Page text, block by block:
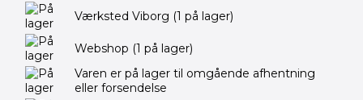
Værksted Viborg (1 på lager)
Webshop (1 på lager)
Varen er på lager til omgående afhentning
eller forsendelse